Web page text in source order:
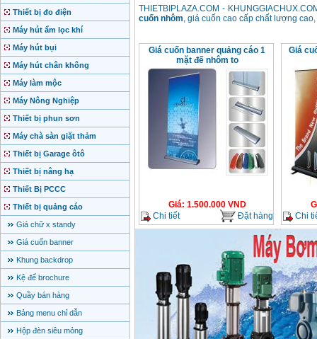
Thiết bị đo điện
Máy hút ẩm lọc khí
Máy hút bụi
Máy hút chân không
Máy làm mộc
Máy Nông Nghiệp
Thiết bị phun sơn
Máy chà sàn giặt thảm
Thiết bị Garage ôtô
Thiết bị nâng hạ
Thiết Bị PCCC
Thiết bị quảng cáo
Giá chữ x standy
Giá cuốn banner
Khung backdrop
Kệ để brochure
Quầy bán hàng
Bảng menu chỉ dẫn
Hộp đèn siêu mỏng
THIETBIPLAZA.COM -
cuốn nhôm, giá cuốn cao cấp chất lượng
Giá cuốn banner quảng cáo 1
mặt đế nhôm to
Giá: 1.500.000VND
Chi tiết
Đặt hàng
Giá
Chi